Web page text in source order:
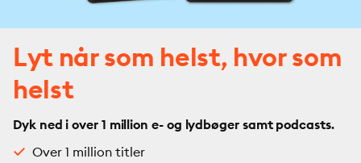
Lyt når som helst, hvor som
helst
Dyk ned i over 1 million e- og lydbøger samt podcasts.
Over 1 million titler